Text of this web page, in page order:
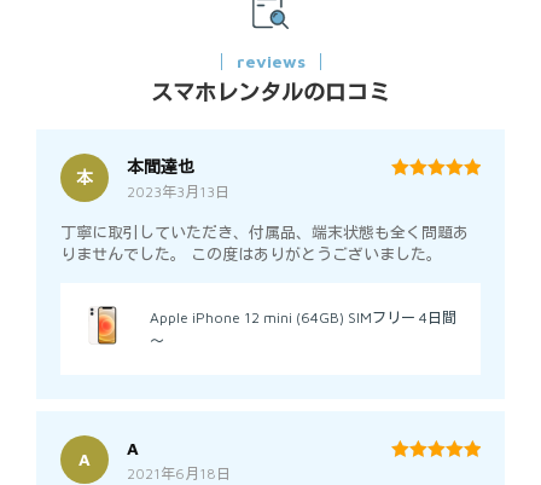
reviews
スマホレンタルの口コミ
本
本間達也
2023年3月13日
丁寧に取引していただき、付属品、端末状態も全く問題あ
りませんでした。 この度はありがとうございました。
Apple iPhone 12 mini (64GB) SIMフリー 4日間
～
A
A
2021年6月18日